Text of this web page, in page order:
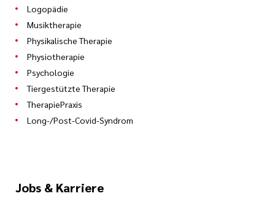
Logopädie
Musiktherapie
Physikalische Therapie
Physiotherapie
Psychologie
Tiergestützte Therapie
TherapiePraxis
Long-/Post-Covid-Syndrom
Jobs & Karriere